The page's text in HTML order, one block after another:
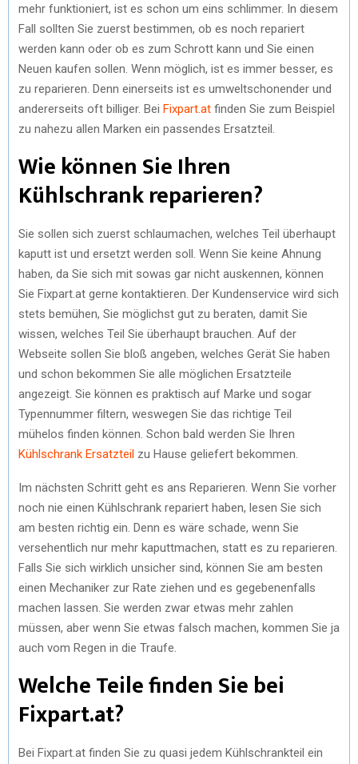
mehr funktioniert, ist es schon um eins schlimmer. In diesem
Fall sollten Sie zuerst bestimmen, ob es noch repariert
werden kann oder ob es zum Schrott kann und Sie einen
Neuen kaufen sollen. Wenn möglich, ist es immer besser, es
zu reparieren. Denn einerseits ist es umweltschonender und
andererseits oft billiger. Bei Fixpart.at finden Sie zum Beispiel
zu nahezu allen Marken ein passendes Ersatzteil.
Wie können Sie Ihren
Kühlschrank reparieren?
Sie sollen sich zuerst schlaumachen, welches Teil überhaupt
kaputt ist und ersetzt werden soll. Wenn Sie keine Ahnung
haben, da Sie sich mit sowas gar nicht auskennen, können
Sie Fixpart.at gerne kontaktieren. Der Kundenservice wird sich
stets bemühen, Sie möglichst gut zu beraten, damit Sie
wissen, welches Teil Sie überhaupt brauchen. Auf der
Webseite sollen Sie bloß angeben, welches Gerät Sie haben
und schon bekommen Sie alle möglichen Ersatzteile
angezeigt. Sie können es praktisch auf Marke und sogar
Typennummer filtern, weswegen Sie das richtige Teil
mühelos finden können. Schon bald werden Sie Ihren
Kühlschrank Ersatzteil zu Hause geliefert bekommen.
Im nächsten Schritt geht es ans Reparieren. Wenn Sie vorher
noch nie einen Kühlschrank repariert haben, lesen Sie sich
am besten richtig ein. Denn es wäre schade, wenn Sie
versehentlich nur mehr kaputtmachen, statt es zu reparieren.
Falls Sie sich wirklich unsicher sind, können Sie am besten
einen Mechaniker zur Rate ziehen und es gegebenenfalls
machen lassen. Sie werden zwar etwas mehr zahlen
müssen, aber wenn Sie etwas falsch machen, kommen Sie ja
auch vom Regen in die Traufe.
Welche Teile finden Sie bei
Fixpart.at?
Bei Fixpart.at finden Sie zu quasi jedem Kühlschrankteil ein